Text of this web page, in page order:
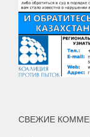
СВЕЖИЕ